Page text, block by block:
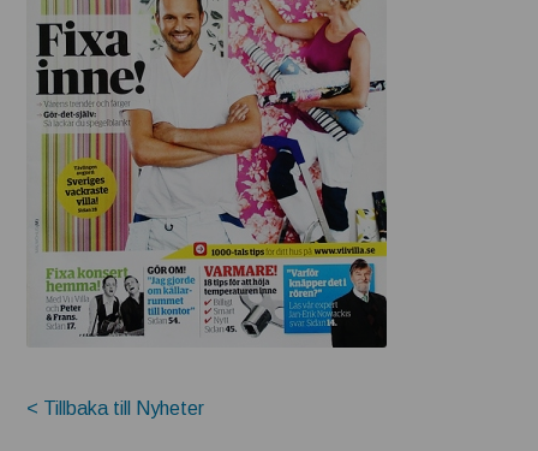
< Tillbaka till Nyheter